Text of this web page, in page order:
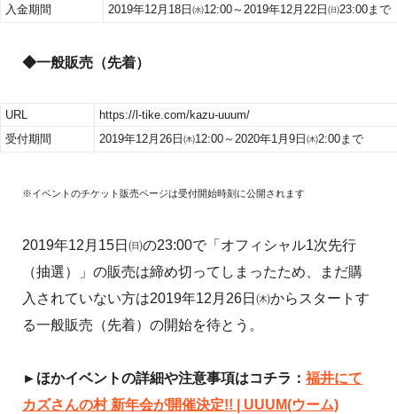
入金期間
2019年12月18日㈬12:00～2019年12月22日㈰23:00まで
◆一般販売（先着）
URL
https://l-tike.com/kazu-uuum/
受付期間
2019年12月26日㈭12:00～2020年1月9日㈭2:00まで
※イベントのチケット販売ページは受付開始時刻に公開されます
2019年12月15日㈰の23:00で「オフィシャル1次先行
（抽選）」の販売は締め切ってしまったため、まだ購
入されていない方は2019年12月26日㈭からスタートす
る一般販売（先着）の開始を待とう。
►ほかイベントの詳細や注意事項はコチラ： 福井にて
カズさんの村 新年会が開催決定!! | UUUM(ウーム)